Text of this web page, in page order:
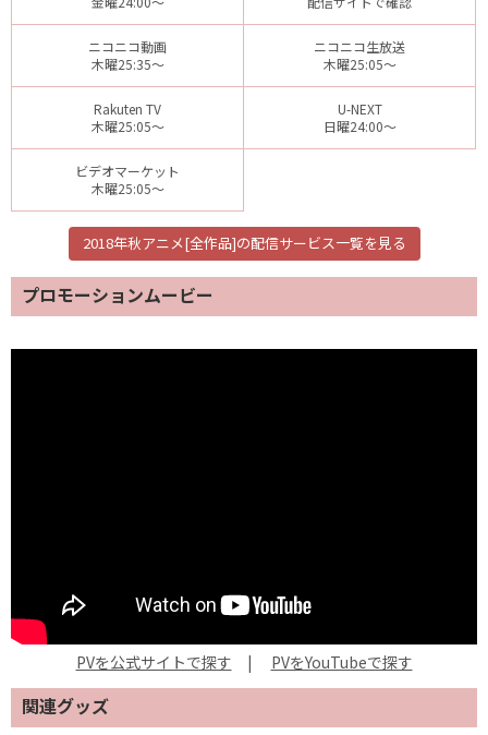
ニコニコ動画
木曜25:35～
ニコニコ生放送
木曜25:05～
Rakuten TV
木曜25:05～
U-NEXT
日曜24:00～
ビデオマーケット
木曜25:05～
2018年秋アニメ[全作品]の配信サービス一覧を見る
プロモーションムービー
PVを公式サイトで探す | PVをYouTubeで探す
関連グッズ